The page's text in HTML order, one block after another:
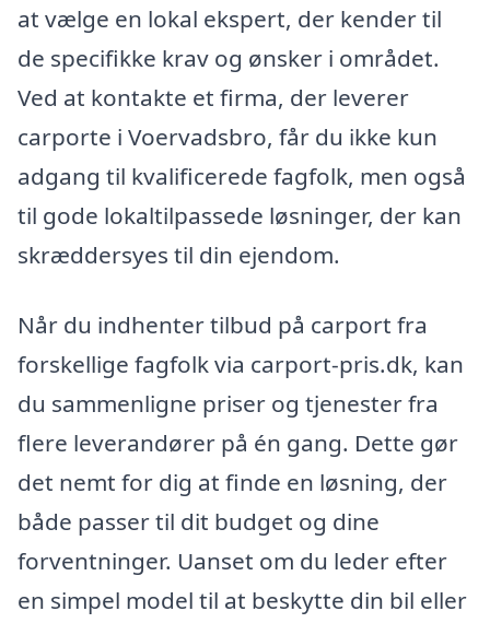
at vælge en lokal ekspert, der kender til
de specifikke krav og ønsker i området.
Ved at kontakte et firma, der leverer
carporte i Voervadsbro, får du ikke kun
adgang til kvalificerede fagfolk, men også
til gode lokaltilpassede løsninger, der kan
skræddersyes til din ejendom.
Når du indhenter tilbud på carport fra
forskellige fagfolk via carport-pris.dk, kan
du sammenligne priser og tjenester fra
flere leverandører på én gang. Dette gør
det nemt for dig at finde en løsning, der
både passer til dit budget og dine
forventninger. Uanset om du leder efter
en simpel model til at beskytte din bil eller